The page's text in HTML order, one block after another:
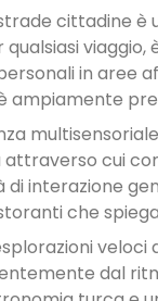
cittadine è
in aree
ampiamente
cui
interazione
che
dal